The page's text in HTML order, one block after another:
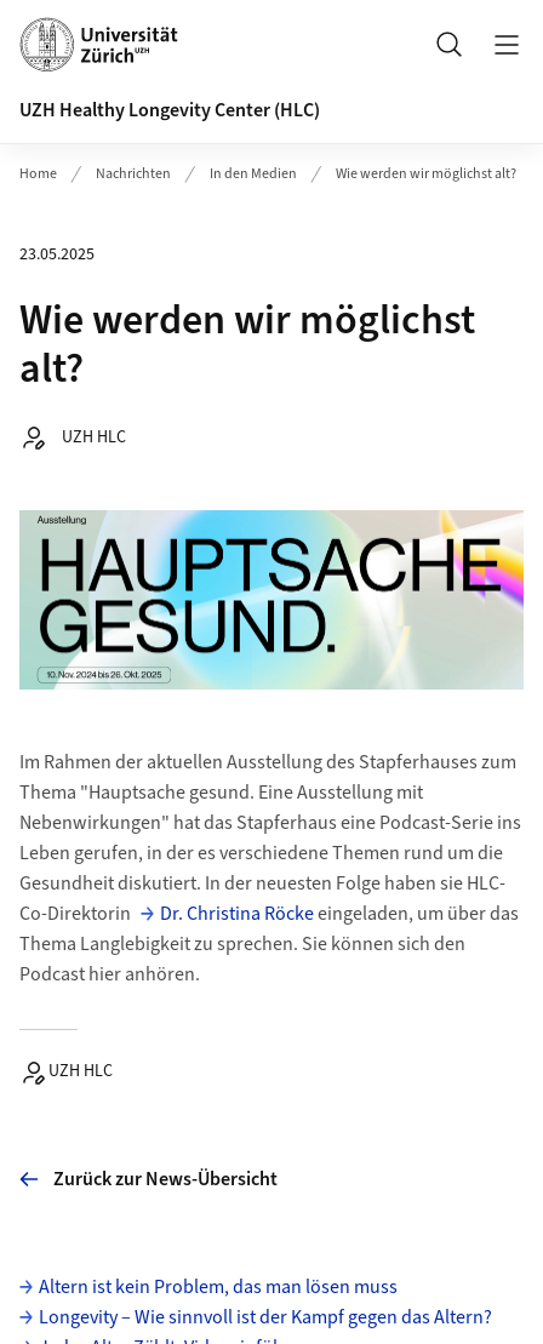
Header
Suche
UZH Healthy Longevity Center (HLC)
Home Nachrichten In den Medien Wie werden wir möglichst alt?
23.05.2025
Wie werden wir möglichst
alt?
Autor:
UZH HLC
Im Rahmen der aktuellen Ausstellung des Stapferhauses zum
Thema "Hauptsache gesund. Eine Ausstellung mit
Nebenwirkungen" hat das Stapferhaus eine Podcast-Serie ins
Leben gerufen, in der es verschiedene Themen rund um die
Gesundheit diskutiert. In der neuesten Folge haben sie HLC-
Co-Direktorin
Dr. Christina Röckeeingeladen, um über das
Thema Langlebigkeit zu sprechen. Sie können sich den
Podcast hier anhören.
UZH HLC
Zurück zur News-Übersicht
Unterseiten
Altern ist kein Problem, das man lösen muss
Longevity – Wie sinnvoll ist der Kampf gegen das Altern?